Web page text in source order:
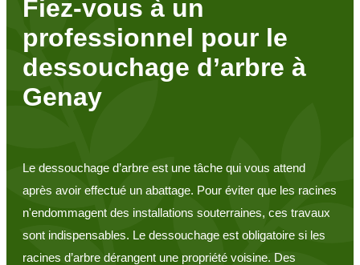
Fiez-vous à un
professionnel pour le
dessouchage d’arbre à
Genay
Le dessouchage d’arbre est une tâche qui vous attend
après avoir effectué un abattage. Pour éviter que les racines
n'endommagent des installations souterraines, ces travaux
sont indispensables. Le dessouchage est obligatoire si les
racines d’arbre dérangent une propriété voisine. Des